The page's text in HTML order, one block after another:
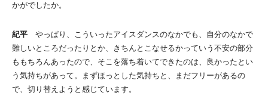
かがでしたか。
紀平 やっぱり、こういったアイスダンスのなかでも、自分のなかで
難しいところだったりとか、きちんとこなせるかっていう不安の部分
ももちろんあったので、そこを落ち着いてできたのは、良かったとい
う気持ちがあって。まずほっとした気持ちと、まだフリーがあるの
で、切り替えようと感じています。